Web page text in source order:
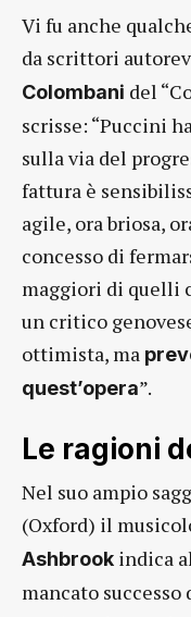
Vi fu anche
da scrittori
Colombani del
scrisse: “Puccini
sulla via del
fattura è
agile, ora briosa,
concesso di
maggiori di quelli
un critico
ottimista, ma
quest’opera”.
Le ragioni
Nel suo ampio
(Oxford) il
Ashbrook indica
mancato